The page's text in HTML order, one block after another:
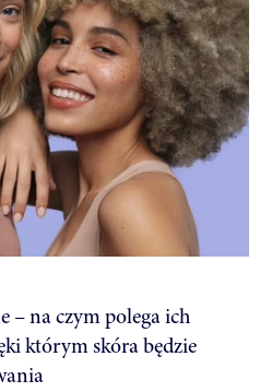
– na czym polega ich
którym skóra będzie